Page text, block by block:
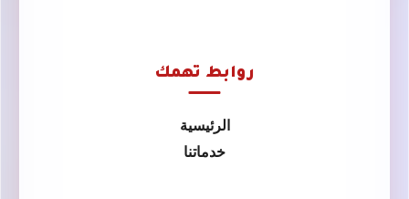
روابط تهمك
الرئيسية
خدماتنا